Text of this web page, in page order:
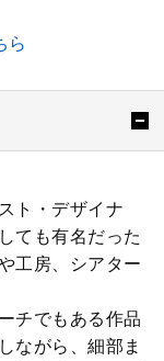
ら
ト・デザイナ
ても有名だった
工房、シアター
チでもある作品
ながら、細部ま